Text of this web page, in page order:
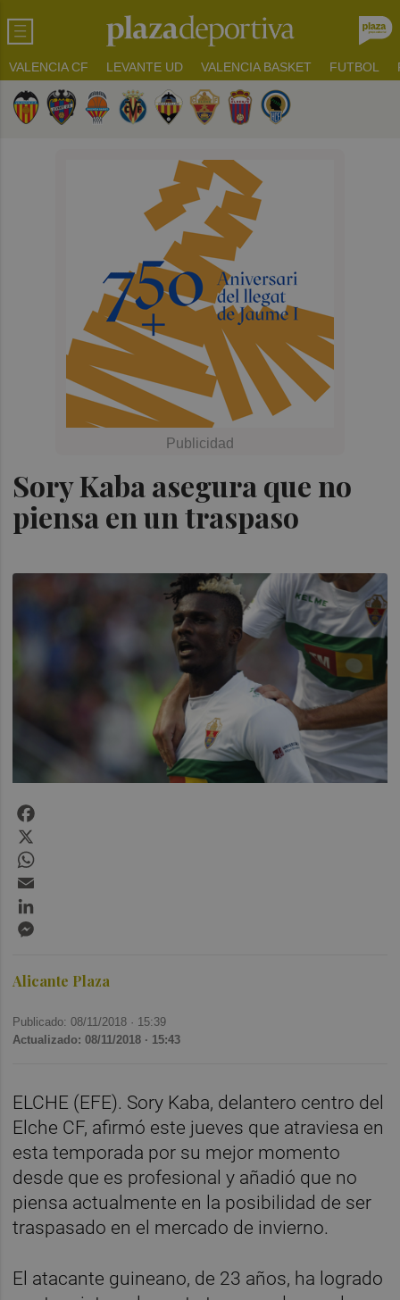
VALENCIA CF LEVANTE UD VALENCIA BASKET FUTBOL
Sory Kaba asegura que no
piensa en un traspaso
Alicante Plaza
Publicado: 08/11/2018 · 15:39
Actualizado: 08/11/2018 · 15:43
ELCHE (EFE). Sory Kaba, delantero centro del
Elche CF, afirmó este jueves que atraviesa en
esta temporada por su mejor momento
desde que es profesional y añadió que no
piensa actualmente en la posibilidad de ser
traspasado en el mercado de invierno.
El atacante guineano, de 23 años, ha logrado